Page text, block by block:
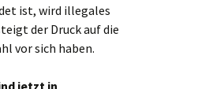
ist, wird illegales
der Druck auf die
vor sich haben.
jetzt in